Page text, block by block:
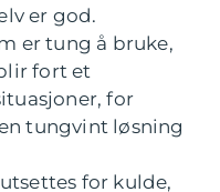
er god.
er tung å bruke,
fort et
for
tungvint løsning
for kulde,